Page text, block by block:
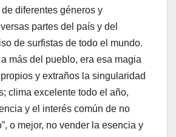
diferentes géneros y
partes del país y del
de surfistas de todo el mundo.
más del pueblo, era esa magia
y extraños la singularidad
clima excelente todo el año,
y el interés común de no
o mejor, no vender la esencia y